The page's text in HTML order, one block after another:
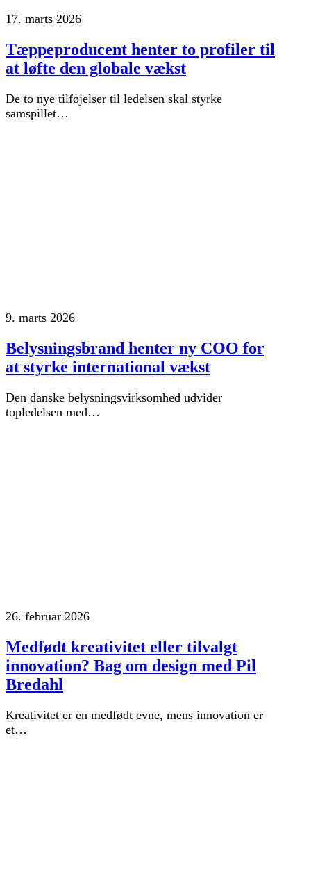
17. marts 2026
Tæppeproducent henter to profiler til
at løfte den globale vækst
De to nye tilføjelser til ledelsen skal styrke
samspillet…
9. marts 2026
Belysningsbrand henter ny COO for
at styrke international vækst
Den danske belysningsvirksomhed udvider
topledelsen med…
26. februar 2026
Medfødt kreativitet eller tilvalgt
innovation? Bag om design med Pil
Bredahl
Kreativitet er en medfødt evne, mens innovation er
et…